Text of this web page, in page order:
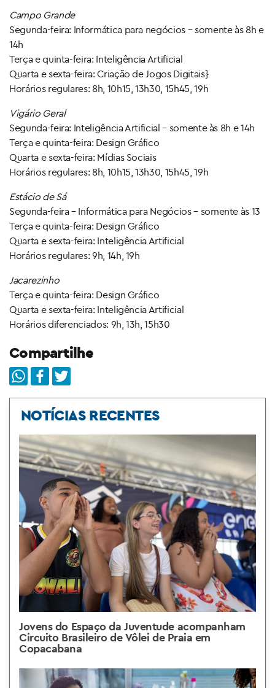
Campo Grande
Segunda-feira: Informática para negócios – somente às 8h e
14h
Terça e quinta-feira: Inteligência Artificial
Quarta e sexta-feira: Criação de Jogos Digitais}
Horários regulares: 8h, 10h15, 13h30, 15h45, 19h
Vigário Geral
Segunda-feira: Inteligência Artificial – somente às 8h e 14h
Terça e quinta-feira: Design Gráfico
Quarta e sexta-feira: Mídias Sociais
Horários regulares: 8h, 10h15, 13h30, 15h45, 19h
Estácio de Sá
Segunda-feira – Informática para Negócios – somente às 13
Terça e quinta-feira: Design Gráfico
Quarta e sexta-feira: Inteligência Artificial
Horários regulares: 9h, 14h, 19h
Jacarezinho
Terça e quinta-feira: Design Gráfico
Quarta e sexta-feira: Inteligência Artificial
Horários diferenciados: 9h, 13h, 15h30
Compartilhe
NOTÍCIAS RECENTES
Jovens do Espaço da Juventude acompanham
Circuito Brasileiro de Vôlei de Praia em
Copacabana